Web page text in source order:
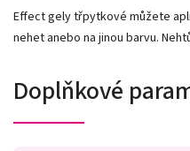
Effect gely třpytkové můžete
nehet anebo na jinou barvu.
Doplňkové